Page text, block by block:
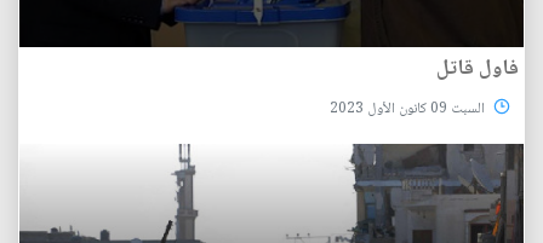
فاول قاتل
السبت 09 كانون الأول 2023